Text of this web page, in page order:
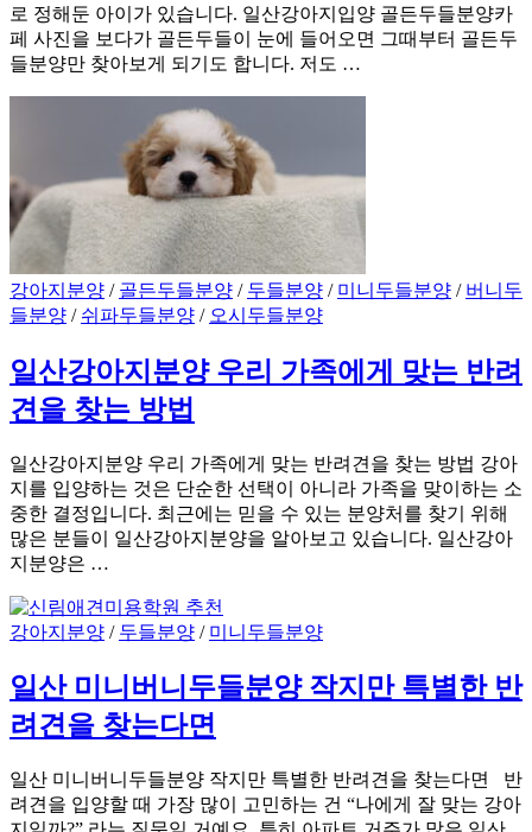
로 정해둔 아이가 있습니다. 일산강아지입양 골든두들분양카
페 사진을 보다가 골든두들이 눈에 들어오면 그때부터 골든두
들분양만 찾아보게 되기도 합니다. 저도 …
강아지분양 / 골든두들분양 / 두들분양 / 미니두들분양 / 버니두
들분양 / 쉬파두들분양 / 오시두들분양
일산강아지분양 우리 가족에게 맞는 반려
견을 찾는 방법
일산강아지분양 우리 가족에게 맞는 반려견을 찾는 방법 강아
지를 입양하는 것은 단순한 선택이 아니라 가족을 맞이하는 소
중한 결정입니다. 최근에는 믿을 수 있는 분양처를 찾기 위해
많은 분들이 일산강아지분양을 알아보고 있습니다. 일산강아
지분양은 …
강아지분양 / 두들분양 / 미니두들분양
일산 미니버니두들분양 작지만 특별한 반
려견을 찾는다면
일산 미니버니두들분양 작지만 특별한 반려견을 찾는다면 반
려견을 입양할 때 가장 많이 고민하는 건 “나에게 잘 맞는 강아